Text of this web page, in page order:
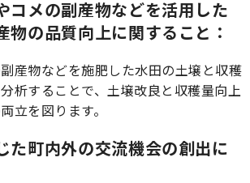
コメの副産物などを活用した
物の品質向上に関すること：
産物などを施肥した水田の土壌と収穫
析することで、土壌改良と収穫量向上
立を図ります。
た町内外の交流機会の創出に